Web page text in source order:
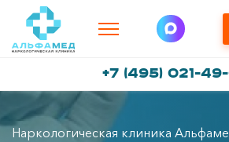
+7 (495) 021-
Наркологическая клиника